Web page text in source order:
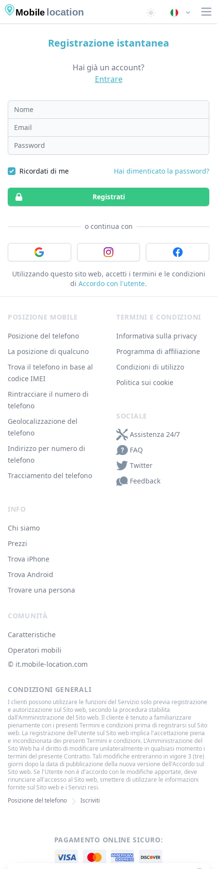
Mobile location
Registrazione istantanea
Hai già un account?
Entrare
Nome
Email
Password
Ricordati di me Hai dimenticato la password?
Registrati
o continua con
Accedi con Google Accedi con InstagramAccedi con
Utilizzando questo sito web, accetti i termini e le condizioni
di Accordo con l'utente.
POSIZIONE MOBILE
Posizione del telefono
La posizione di qualcuno
Trova il telefono in base al
codice IMEI
Rintracciare il numero di
telefono
Geolocalizzazione del
telefono
Indirizzo per numero di
telefono
Tracciamento del telefono
INFO
Chi siamo
Prezzi
Trova iPhone
Trova Android
Trovare una persona
TERMINI E CONDIZIONI
Informativa sulla privacy
Programma di affiliazione
Condizioni di utilizzo
Politica sui cookie
SOCIALE
Assistenza 24/7
FAQ
Twitter
Feedback
COMUNITÀ
Caratteristiche
Operatori mobili
© ‌it.mobile-location.com
CONDIZIONI GENERALI
I clienti possono utilizzare le funzioni del Servizio solo previa registrazione
e autorizzazione sul Sito web, secondo la procedura stabilita
dall'Amministrazione del Sito web. Il cliente è tenuto a familiarizzare
pienamente con i presenti Termini e condizioni prima di registrarsi sul Sito
web. La registrazione dell'utente sul Sito web implica l'accettazione piena
e incondizionata dei presenti Termini e condizioni. L'Amministrazione del
Sito Web ha il diritto di modificare unilateralmente in qualsiasi momento i
termini del presente Contratto. Tali modifiche entreranno in vigore 3 (tre)
giorni dopo la data di pubblicazione della nuova versione dell'Accordo sul
Sito web. Se l'Utente non è d'accordo con le modifiche apportate, deve
rinunciare all'accesso al Sito web, smettere di utilizzare le informazioni
fornite sul Sito web e i Servizi resi.
Posizione del telefono
Iscriviti
PAGAMENTO ONLINE SICURO: